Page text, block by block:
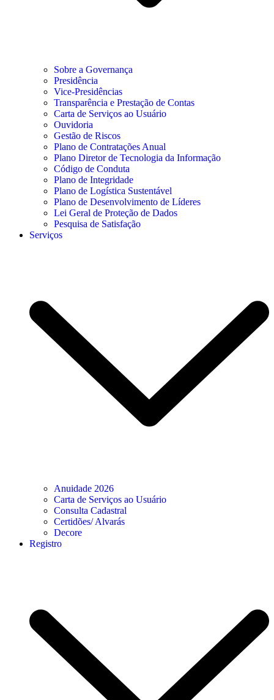
Sobre a Governança
Presidência
Vice-Presidências
Transparência e Prestação de Contas
Carta de Serviços ao Usuário
Ouvidoria
Gestão de Riscos
Plano de Contratações Anual
Plano Diretor de Tecnologia da Informação
Código de Conduta
Plano de Integridade
Plano de Logística Sustentável
Plano de Desenvolvimento de Líderes
Lei Geral de Proteção de Dados
Pesquisa de Satisfação
Serviços
Anuidade 2026
Carta de Serviços ao Usuário
Consulta Cadastral
Certidões/ Alvarás
Decore
Registro